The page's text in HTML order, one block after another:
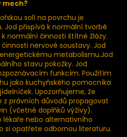
mech?
solí na povrchu je
Jod přispívá k normální tvorbě
normální činnosti štítné žlázy.
nervové soustavy. Jod
metabolismu.Jod
stavu pokožky. Jod
funkcím. Použitím
jako kuchyňského pomocníka
Upozorňujeme, že
z právních důvodů propagovat
(včetně doplňků výživy).
lékaře nebo alternativního
si opatřete odbornou literaturu.